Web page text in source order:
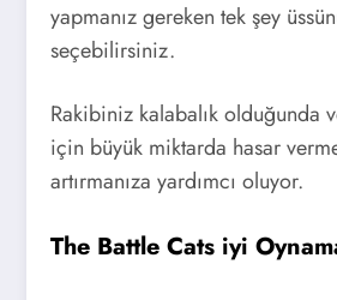
yapmanız gereken tek şey
seçebilirsiniz.
Rakibiniz kalabalık olduğunda
için büyük miktarda hasar
artırmanıza yardımcı oluyor.
The Battle Cats iyi